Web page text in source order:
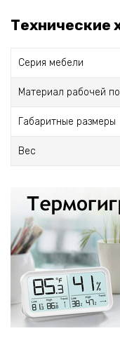
Технические
Серия мебели
Материал рабочей
Габаритные размеры
Вес